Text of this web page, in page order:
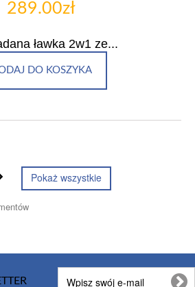
289.00zł
ławka 2w1 ze...
DO KOSZYKA
Pokaż wszystkie